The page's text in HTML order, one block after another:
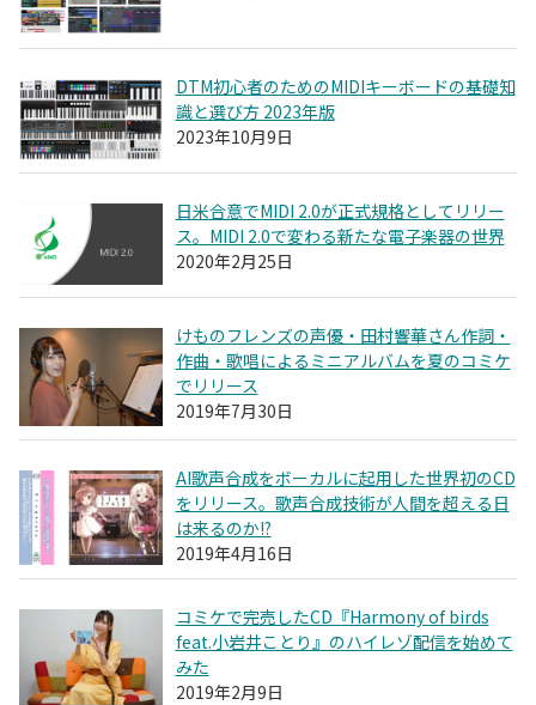
DTM初心者のためのMIDIキーボードの基礎知
識と選び方 2023年版
2023年10月9日
日米合意でMIDI 2.0が正式規格としてリリー
ス。MIDI 2.0で変わる新たな電子楽器の世界
2020年2月25日
けものフレンズの声優・田村響華さん作詞・
作曲・歌唱によるミニアルバムを夏のコミケ
でリリース
2019年7月30日
AI歌声合成をボーカルに起用した世界初のCD
をリリース。歌声合成技術が人間を超える日
は来るのか!?
2019年4月16日
コミケで完売したCD『Harmony of birds
feat.小岩井ことり』のハイレゾ配信を始めて
みた
2019年2月9日